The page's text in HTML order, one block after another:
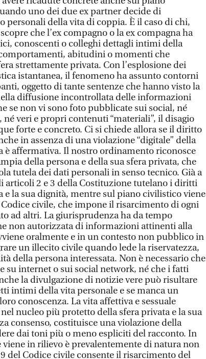
uno dei due ex partner decide di
personali della vita di coppia. È il caso di chi,
che l’ex compagno o la ex compagna ha
conoscenti o colleghi dettagli intimi della
abitudini o momenti che
strettamente privata. Con l’esplosione dei
istantanea, il fenomeno ha assunto contorni
oggetto di tante sentenze che hanno visto la
diffusione incontrollata delle informazioni
se non vi sono foto pubblicate sui social, né
veri e propri contenuti “materiali”, il disagio
forte e concreto. Ci si chiede allora se il diritto
in assenza di una violazione “digitale” della
è affermativa. Il nostro ordinamento riconosce
della persona e della sua sfera privata, che
tutela dei dati personali in senso tecnico. Già a
articoli 2 e 3 della Costituzione tutelano i diritti
la sua dignità, mentre sul piano civilistico viene
civile, che impone il risarcimento di ogni
ad altri. La giurisprudenza ha da tempo
non autorizzata di informazioni attinenti alla
oralmente e in un contesto non pubblico in
un illecito civile quando lede la riservatezza,
della persona interessata. Non è necessario che
su internet o sui social network, né che i fatti
la divulgazione di notizie vere può risultare
intimi della vita personale e se manca un
conoscenza. La vita affettiva e sessuale
nucleo più protetto della sfera privata e la sua
consenso, costituisce una violazione della
dai toni più o meno espliciti del racconto. In
viene in rilievo è prevalentemente di natura non
del Codice civile consente il risarcimento del